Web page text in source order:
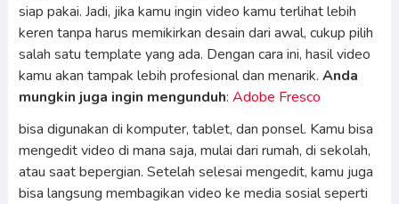
siap pakai. Jadi, jika kamu ingin video kamu terlihat lebih
keren tanpa harus memikirkan desain dari awal, cukup pilih
salah satu template yang ada. Dengan cara ini, hasil video
kamu akan tampak lebih profesional dan menarik. Anda
mungkin juga ingin mengunduh: Adobe Fresco
bisa digunakan di komputer, tablet, dan ponsel. Kamu bisa
mengedit video di mana saja, mulai dari rumah, di sekolah,
atau saat bepergian. Setelah selesai mengedit, kamu juga
bisa langsung membagikan video ke media sosial seperti